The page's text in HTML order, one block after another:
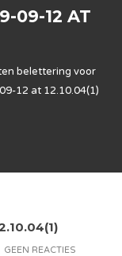
09-12 AT
belettering voor
12 at 12.10.04(1)
GEEN REACTIES